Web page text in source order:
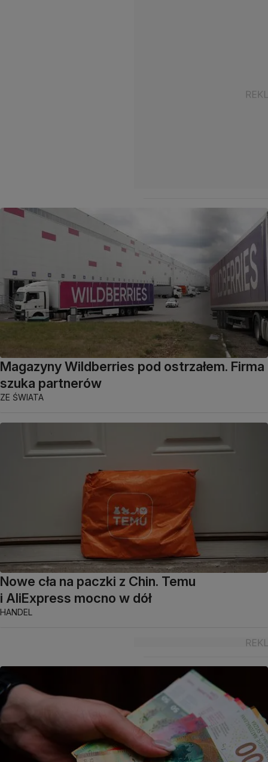
Magazyny Wildberries pod ostrzałem. Firma
szuka partnerów
ZE ŚWIATA
Nowe cła na paczki z Chin. Temu
i AliExpress mocno w dół
HANDEL